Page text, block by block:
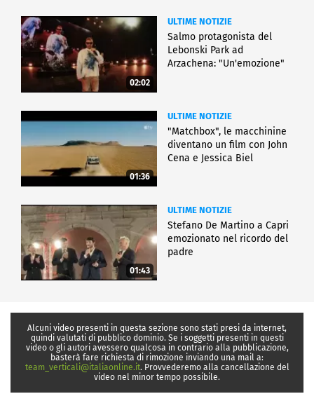
02:02
ULTIME NOTIZIE
Salmo protagonista del
Lebonski Park ad
Arzachena: "Un'emozione"
01:36
ULTIME NOTIZIE
"Matchbox", le macchinine
diventano un film con John
Cena e Jessica Biel
01:43
ULTIME NOTIZIE
Stefano De Martino a Capri
emozionato nel ricordo del
padre
Alcuni video presenti in questa sezione sono stati presi da internet,
quindi valutati di pubblico dominio. Se i soggetti presenti in questi
video o gli autori avessero qualcosa in contrario alla pubblicazione,
basterà fare richiesta di rimozione inviando una mail a:
team_verticali@italiaonline.it. Provvederemo alla cancellazione del
video nel minor tempo possibile.